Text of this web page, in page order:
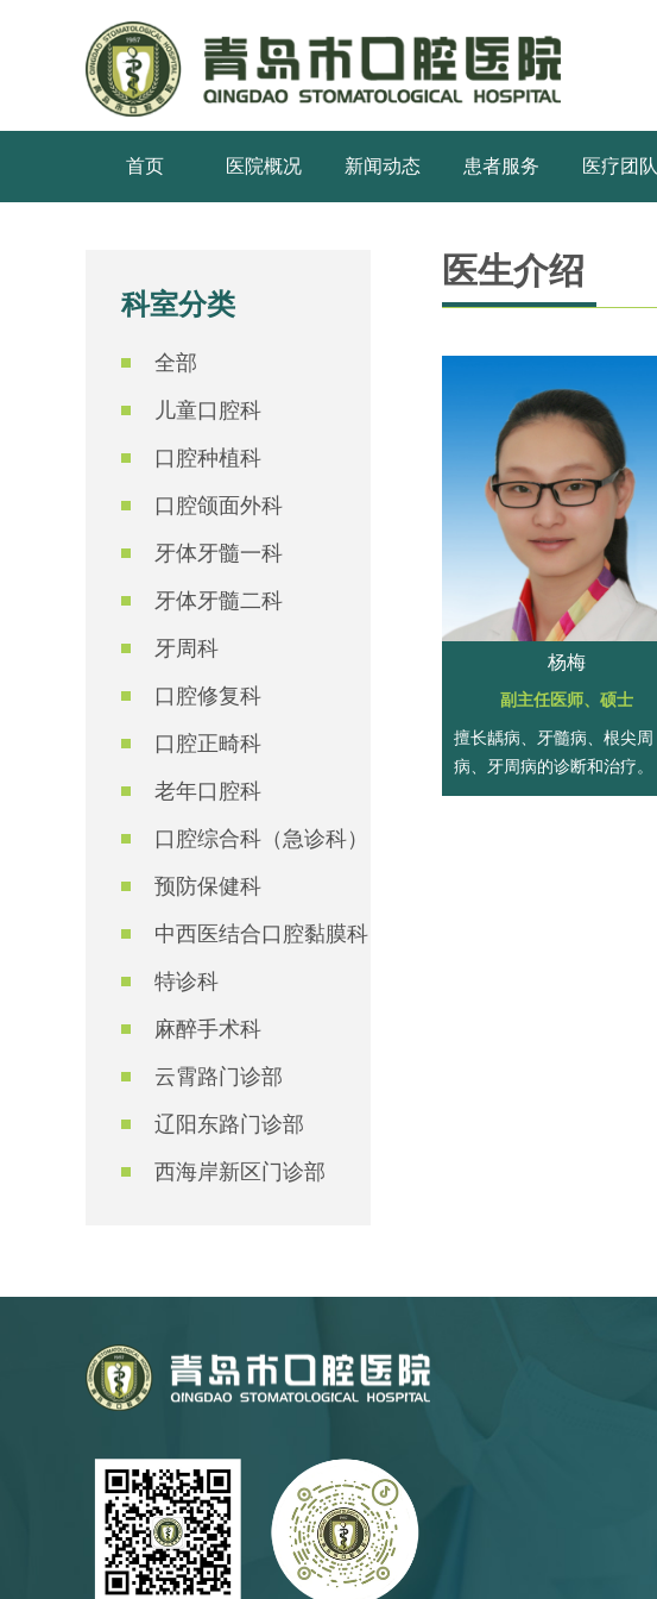
首页 医院概况 新闻动态 患者服务 医疗团队
科室分类
全部
儿童口腔科
口腔种植科
口腔颌面外科
牙体牙髓一科
牙体牙髓二科
牙周科
口腔修复科
口腔正畸科
老年口腔科
口腔综合科（急诊科）
预防保健科
中西医结合口腔黏膜科
特诊科
麻醉手术科
云霄路门诊部
辽阳东路门诊部
西海岸新区门诊部
医生介绍
杨梅
副主任医师、硕士
擅长龋病、牙髓病、根尖周
病、牙周病的诊断和治疗。